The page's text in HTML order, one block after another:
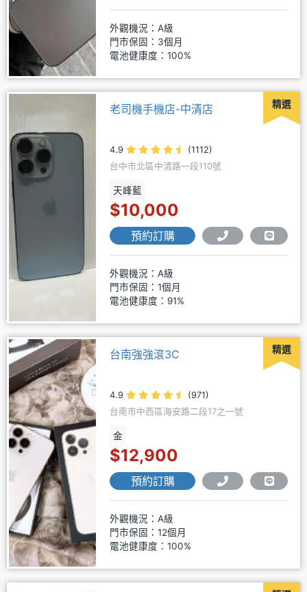
外觀機況：A級
門市保固：3個月
電池健康度：100%
精選
老司機手機店-中清店
4.9
(1112)
台中市北區中清路一段110號
天峰藍
$10,000
預約訂購
外觀機況：A級
門市保固：1個月
電池健康度：91%
精選
台南強強滾3C
4.9
(971)
台南市中西區海安路二段17之一號
金
$12,900
預約訂購
外觀機況：A級
門市保固：12個月
電池健康度：100%